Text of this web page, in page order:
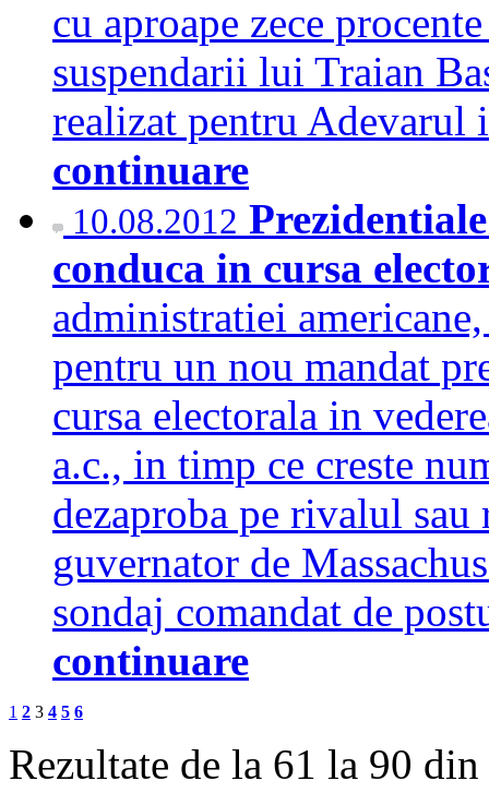
cu aproape zece
suspendarii lui Traian
realizat pentru
continuare
10.08.2012
conduca in cursa
administratiei
pentru un nou mandat
cursa electorala in
a.c., in timp ce creste
dezaproba pe rivalul
guvernator de
sondaj comandat de
continuare
1 2 3 4 5 6
Rezultate de la 61 la 90